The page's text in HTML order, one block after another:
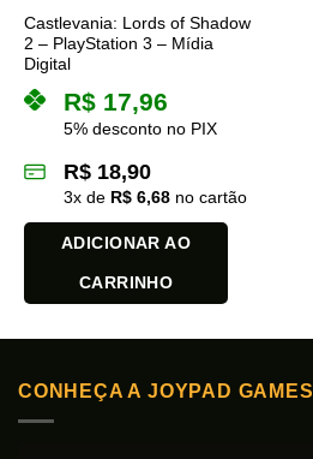
Castlevania: Lords of Shadow
2 – PlayStation 3 – Mídia
Digital
R$ 17,96
5% desconto no PIX
R$ 18,90
3x de R$ 6,68 no cartão
ADICIONAR AO
CARRINHO
CONHEÇA A JOYPAD GAMES